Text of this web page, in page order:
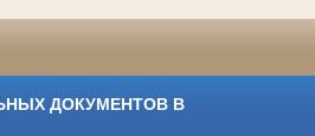
ДОКУМЕНТОВ В